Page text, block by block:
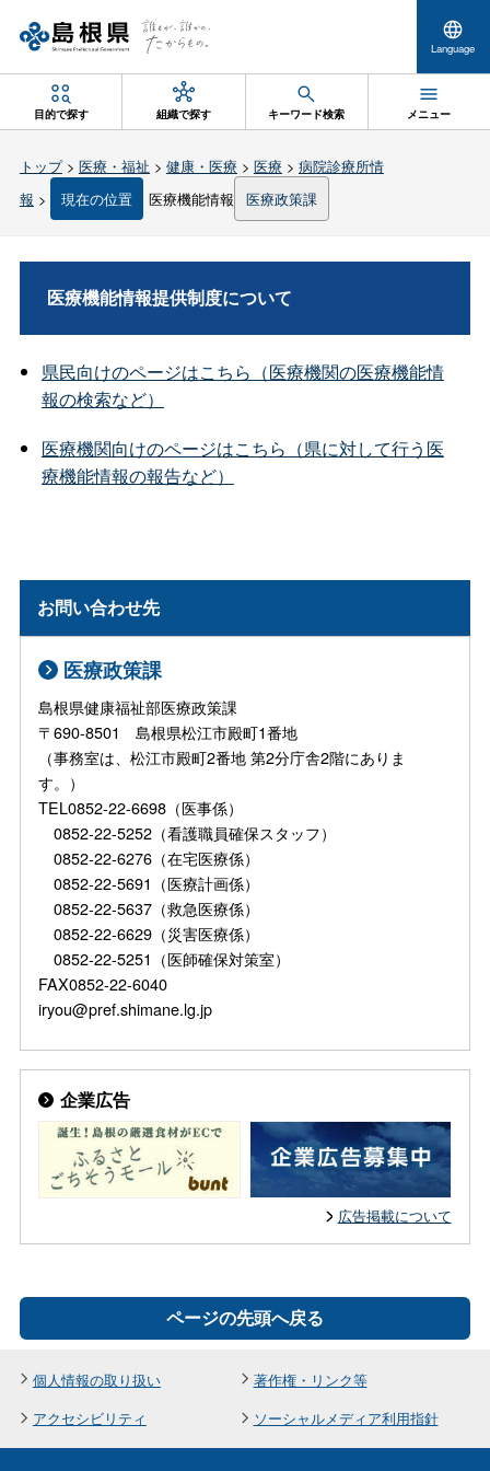
Language
目的で探す 組織で探す キーワード検索 メニュー
トップ> 医療・福祉 > 健康・医療 > 医療 > 病院診療所情
報 > 現在の位置 医療機能情報 医療政策課
医療機能情報提供制度について
県民向けのページはこちら（医療機関の医療機能情
報の検索など）
医療機関向けのページはこちら（県に対して行う医
療機能情報の報告など）
お問い合わせ先
医療政策課
島根県健康福祉部医療政策課
〒690-8501 島根県松江市殿町1番地
（事務室は、松江市殿町2番地 第2分庁舎2階にありま
す。）
TEL0852-22-6698（医事係）
0852-22-5252（看護職員確保スタッフ）
0852-22-6276（在宅医療係）
0852-22-5691（医療計画係）
0852-22-5637（救急医療係）
0852-22-6629（災害医療係）
0852-22-5251（医師確保対策室）
FAX0852-22-6040
iryou@pref.shimane.lg.jp
企業広告
広告掲載について
ページの先頭へ戻る
個人情報の取り扱い
著作権・リンク等
アクセシビリティ
ソーシャルメディア利用指針